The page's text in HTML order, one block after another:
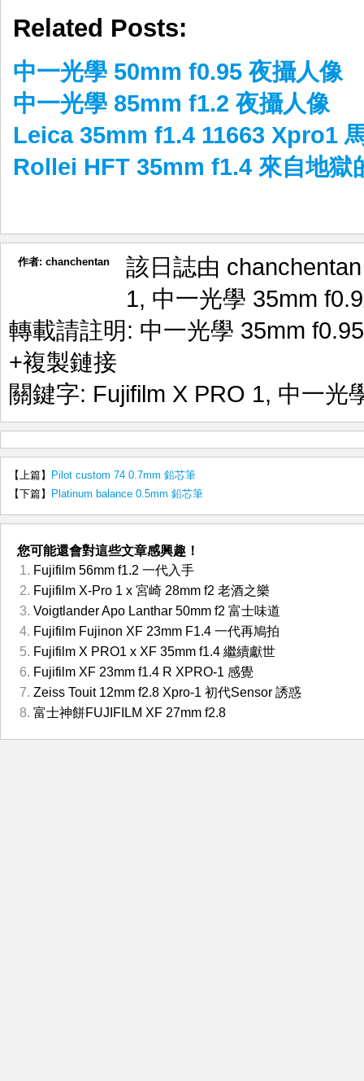
Related Posts:
中一光學 50mm f0.95 夜攝人像
中一光學 85mm f1.2 夜攝人像
Leica 35mm f1.4 11663 Xpro1
Rollei HFT 35mm f1.4 來自地獄
作者: chanchentan
該日誌由
1, 中一光學 35mm
轉載請註明: 中一光學 35mm
+複製鏈接
關鍵字: Fujifilm X PRO 1, 中一光
【上篇】
Pilot custom 74 0.7mm 鉛芯筆
【下篇】
Platinum balance 0.5mm 鉛芯筆
您可能還會對這些文章感興趣！
Fujifilm 56mm f1.2 一代入手
Fujifilm X-Pro 1 x 宮崎 28mm f2 老酒之樂
Voigtlander Apo Lanthar 50mm f2 富士味道
Fujifilm Fujinon XF 23mm F1.4 一代再鳩拍
Fujifilm X PRO1 x XF 35mm f1.4 繼續獻世
Fujifilm XF 23mm f1.4 R XPRO-1 感覺
Zeiss Touit 12mm f2.8 Xpro-1 初代Sensor 誘惑
富士神餅FUJIFILM XF 27mm f2.8